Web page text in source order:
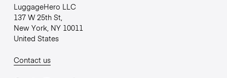
LuggageHero LLC
137 W 25th St,
New York, NY 10011
United States
Contact us